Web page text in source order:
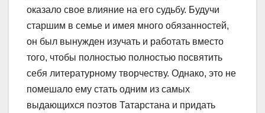
оказало свое влияние на его судьбу. Будучи
старшим в семье и имея много обязанностей,
он был вынужден изучать и работать вместо
того, чтобы полностью полностью посвятить
себя литературному творчеству. Однако, это не
помешало ему стать одним из самых
выдающихся поэтов Татарстана и придать